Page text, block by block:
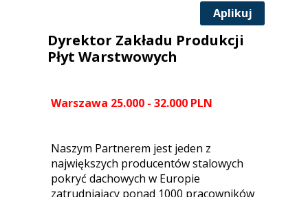
Aplikuj
Warszawa 25.000 - 32.000 PLN
Naszym Partnerem jest jeden z
największych producentów stalowych
pokryć dachowych w Europie
zatrudniający ponad 1000 pracowników
Dyrektor Zakładu Produkcji
Płyt Warstwowych